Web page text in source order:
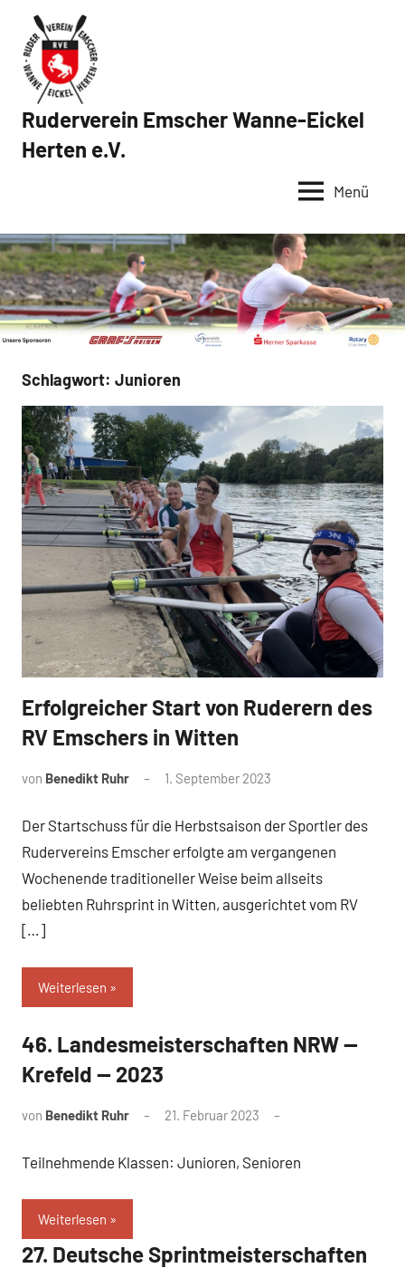
Inhalt
springen
Ruderverein Emscher Wanne-Eickel
Herten e.V.
Menü
Schlagwort: Junioren
News
Erfolgreicher Start von Ruderern des
RV Emschers in Witten
von Benedikt Ruhr 1. September 2023
Der Startschuss für die Herbstsaison der Sportler des
Rudervereins Emscher erfolgte am vergangenen
Wochenende traditioneller Weise beim allseits
beliebten Ruhrsprint in Witten, ausgerichtet vom RV
[…]
Weiterlesen
46. Landesmeisterschaften NRW —
Krefeld — 2023
von Benedikt Ruhr 21. Februar 2023
Teilnehmende Klassen: Junioren, Senioren
Weiterlesen
27. Deutsche Sprintmeisterschaften